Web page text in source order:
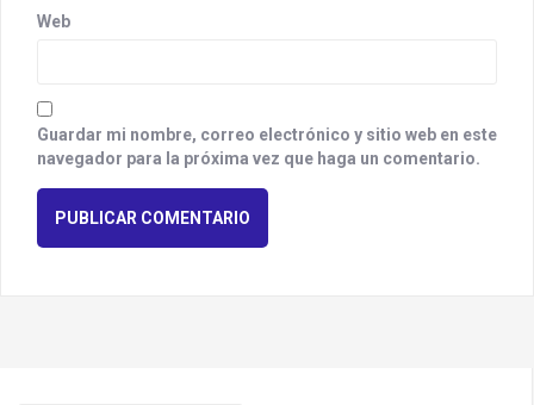
Web
Guardar mi nombre, correo electrónico y sitio web en este
navegador para la próxima vez que haga un comentario.